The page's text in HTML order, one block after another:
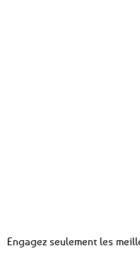
Engagez seulement les